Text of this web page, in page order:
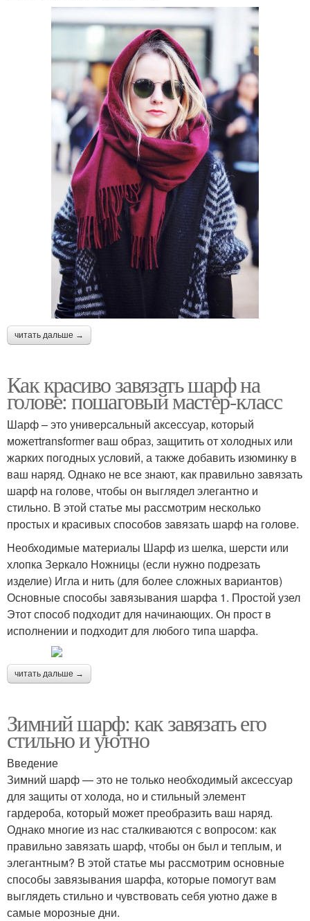
читать дальше →
Как красиво завязать шарф на
голове: пошаговый мастер-класс
Шарф – это универсальный аксессуар, который
можетtransformer ваш образ, защитить от холодных или
жарких погодных условий, а также добавить изюминку в
ваш наряд. Однако не все знают, как правильно завязать
шарф на голове, чтобы он выглядел элегантно и
стильно. В этой статье мы рассмотрим несколько
простых и красивых способов завязать шарф на голове.
Необходимые материалы Шарф из шелка, шерсти или
хлопка Зеркало Ножницы (если нужно подрезать
изделие) Игла и нить (для более сложных вариантов)
Основные способы завязывания шарфа 1. Простой узел
Этот способ подходит для начинающих. Он прост в
исполнении и подходит для любого типа шарфа.
читать дальше →
Зимний шарф: как завязать его
стильно и уютно
Введение
Зимний шарф — это не только необходимый аксессуар
для защиты от холода, но и стильный элемент
гардероба, который может преобразить ваш наряд.
Однако многие из нас сталкиваются с вопросом: как
правильно завязать шарф, чтобы он был и теплым, и
элегантным? В этой статье мы рассмотрим основные
способы завязывания шарфа, которые помогут вам
выглядеть стильно и чувствовать себя уютно даже в
самые морозные дни.